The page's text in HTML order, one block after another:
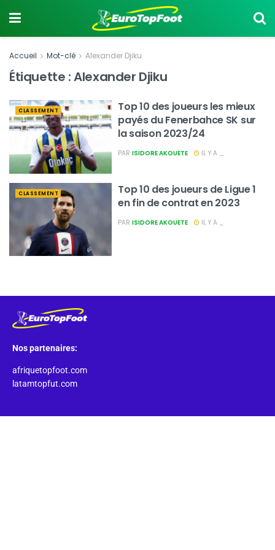
Accueil Mot-clé Alexander Djiku
Étiquette :Alexander Djiku
CLASSEMENT
Top 10 des joueurs les mieux
payés du Fenerbahce SK sur
la saison 2023/24
PAR ISIDORE AKOUETE IL Y A _
CLASSEMENT
Top 10 des joueurs de Ligue 1
en fin de contrat en 2023
PAR ISIDORE AKOUETE IL Y A _
Nos partenaires:
afriquetopfoot.com
latamtopfut.com